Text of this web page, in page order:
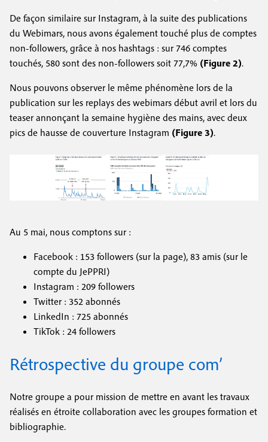
De façon similaire sur Instagram, à la suite des publications
du Webimars, nous avons également touché plus de comptes
non-followers, grâce à nos hashtags : sur 746 comptes
touchés, 580 sont des non-followers soit 77,7% (Figure 2).
Nous pouvons observer le même phénomène lors de la
publication sur les replays des webimars début avril et lors du
teaser annonçant la semaine hygiène des mains, avec deux
pics de hausse de couverture Instagram (Figure 3).
Au 5 mai, nous comptons sur :
Facebook : 153 followers (sur la page), 83 amis (sur le
compte du JePPRI)
Instagram : 209 followers
Twitter : 352 abonnés
LinkedIn : 725 abonnés
TikTok : 24 followers
Rétrospective du groupe com’
Notre groupe a pour mission de mettre en avant les travaux
réalisés en étroite collaboration avec les groupes formation et
bibliographie.